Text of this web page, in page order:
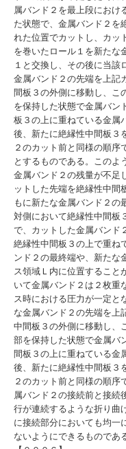
属バンド２を最上段におけ
た状態で、金属バンド２を
れた位置でカットし、カッ
を巻いたロール１を新たな
１と交換し、その後に当該
金属バンド２の先端を上記
間板３の外側に移動し、こ
を保持した状態で金属バン
板３の上に重ねている金属
後、新たに絶縁性中間板３
２のカット前と同様の順序
とするものである。このよ
金属バンド２の残量が不足
ットした先端を絶縁性中間
もに新たな金属バンド２の
対側において絶縁性中間板
で、カットした金属バンド
絶縁性中間板３の上で重ね
ンド２の最終端や、新たな
ス領域Ｌ内に位置すること
いて金属バンド２は２枚重
ス時における圧力が一定と
な金属バンド２の先端を上
中間板３の外側に移動し、
部を保持した状態で金属バ
間板３の上に重ねている金
後、新たに絶縁性中間板３
２のカット前と同様の順序
属バンド２の接続前と接続
行が連続するような折り曲
に接続部分においても均一
ないようにできるものであ